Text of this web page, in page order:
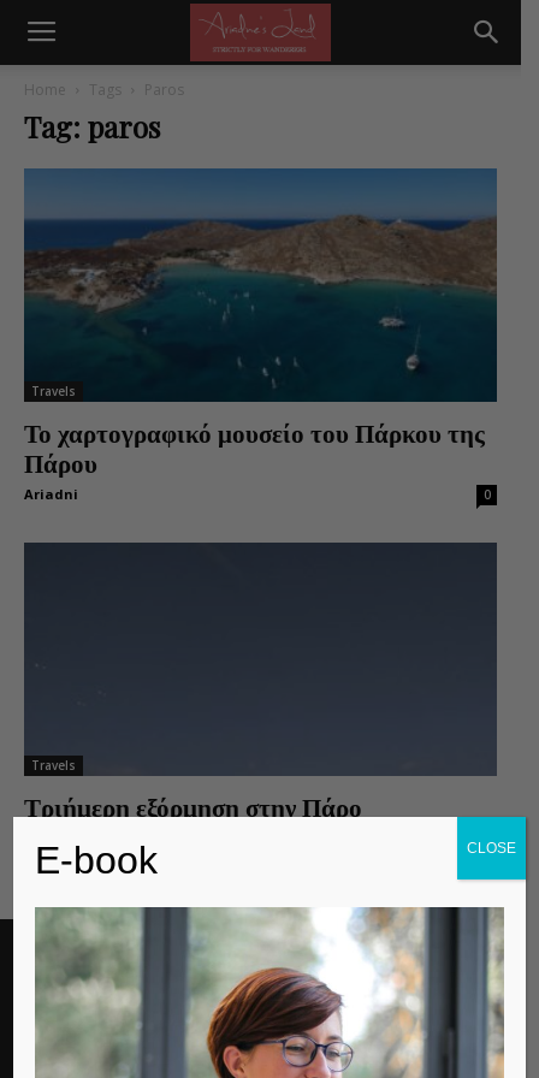
Home Tags Paros
Tag: paros
Travels
Το χαρτογραφικό μουσείο του Πάρκου της
Πάρου
Ariadni 0
Travels
Τριήμερη εξόρμηση στην Πάρο
0
EDITOR PICKS
Για την παγκόσμια μέρα αυτισμού
Contemporary Life
E-book CLOSE